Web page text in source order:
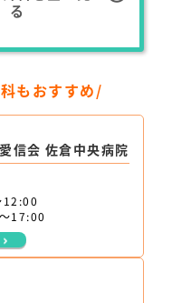
る
もおすすめ/
信会 佐倉中央病院
12:00
17:00